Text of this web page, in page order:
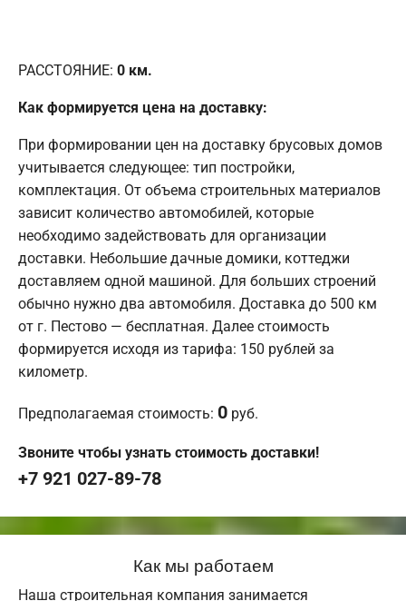
РАССТОЯНИЕ: 0 км.
Как формируется цена на доставку:
При формировании цен на доставку брусовых домов
учитывается следующее: тип постройки,
комплектация. От объема строительных материалов
зависит количество автомобилей, которые
необходимо задействовать для организации
доставки. Небольшие дачные домики, коттеджи
доставляем одной машиной. Для больших строений
обычно нужно два автомобиля. Доставка до 500 км
от г. Пестово — бесплатная. Далее стоимость
формируется исходя из тарифа: 150 рублей за
километр.
Предполагаемая стоимость: 0 руб.
Звоните чтобы узнать стоимость доставки!
+7 921 027-89-78
Как мы работаем
Наша строительная компания занимается